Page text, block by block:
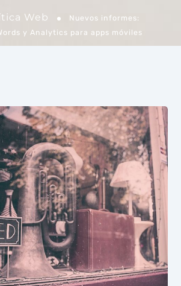
Web
Nuevos informes:
y Analytics para apps móviles